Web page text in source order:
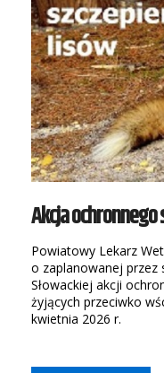
Akcja
Powiatowy Lekarz
o zaplanowanej przez
Słowackiej akcji
żyjących przeciwko
kwietnia 2026 r.